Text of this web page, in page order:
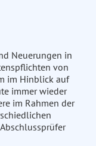
Neuerungen in
von
im Hinblick auf
immer wieder
im Rahmen der